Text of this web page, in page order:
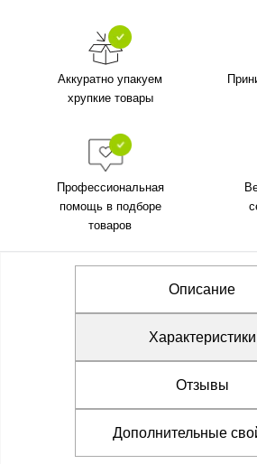
Аккуратно упакуем
хрупкие товары
Профессиональная
помощь в подборе
товаров
Описание
Характеристики
Отзывы
Дополнительные